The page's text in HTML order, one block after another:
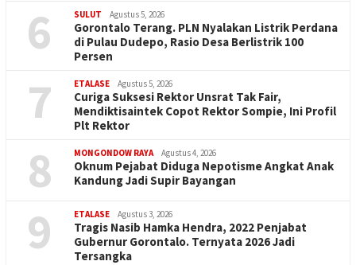
6 SULUT Agustus 5, 2026
Gorontalo Terang. PLN Nyalakan Listrik Perdana
di Pulau Dudepo, Rasio Desa Berlistrik 100
Persen
7 ETALASE Agustus 5, 2026
Curiga Suksesi Rektor Unsrat Tak Fair,
Mendiktisaintek Copot Rektor Sompie, Ini Profil
Plt Rektor
8 MONGONDOW RAYA Agustus 4, 2026
Oknum Pejabat Diduga Nepotisme Angkat Anak
Kandung Jadi Supir Bayangan
9 ETALASE Agustus 3, 2026
Tragis Nasib Hamka Hendra, 2022 Penjabat
Gubernur Gorontalo. Ternyata 2026 Jadi
Tersangka